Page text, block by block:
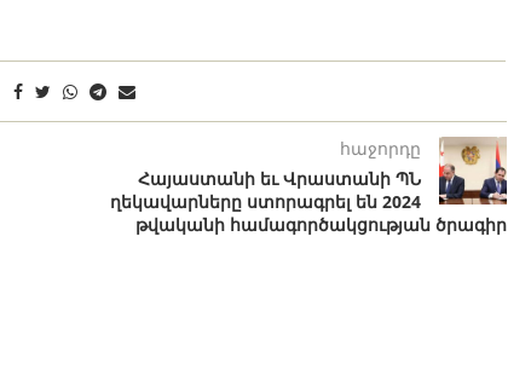
հաջորդը
Հայաստանի եւ Վրաստանի ՊՆ
ղեկավարները ստորագրել են 2024
թվականի համագործակցության ծրագիր